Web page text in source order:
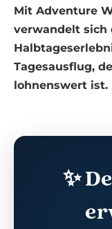
Mit Adventure
verwandelt sich
Tagesausflug,
lohnenswert ist.
✨